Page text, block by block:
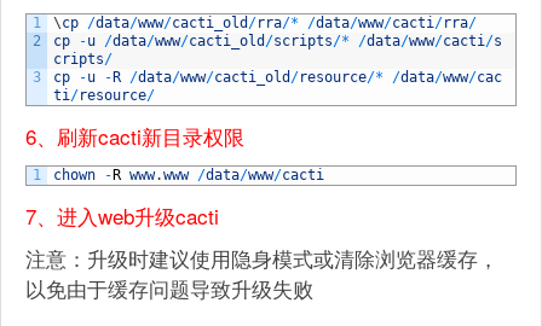
1
2
3
\cp /data/www/cacti_old /rra/* /data/www/cacti/rra/
cp
-u /data/www/cacti_old /scripts/* /data/www/cacti/s
cripts/
cp
-u - R /data/www/cacti_old /resource/* /data/www/cac
ti/resource/
6、刷新cacti新目录权限
1 chown - R www.www /data/www/cacti
7、进入web升级cacti
注意：升级时建议使用隐身模式或清除浏览器缓存，
以免由于缓存问题导致升级失败